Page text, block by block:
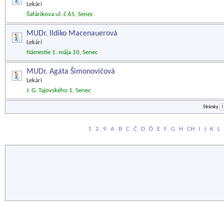
Lekári
Šafárikova ul. č.65, Senec
MUDr. Ildiko Macenauerová
Lekári
Námestie 1. mája 10, Senec
MUDr. Agáta Šimonovičová
Lekári
J. G. Tajovského 1, Senec
Stránky 1
1 2 9 A B C Č D Ď E F G H CH I J K L